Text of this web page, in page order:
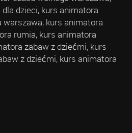
dzieci, kurs animatora
warszawa, kurs animatora
rumia, kurs animatora
zabaw z dziećmi, kurs
z dziećmi, kurs animatora